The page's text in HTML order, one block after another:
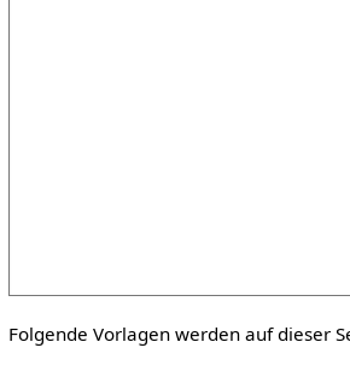
Folgende Vorlagen werden auf dieser